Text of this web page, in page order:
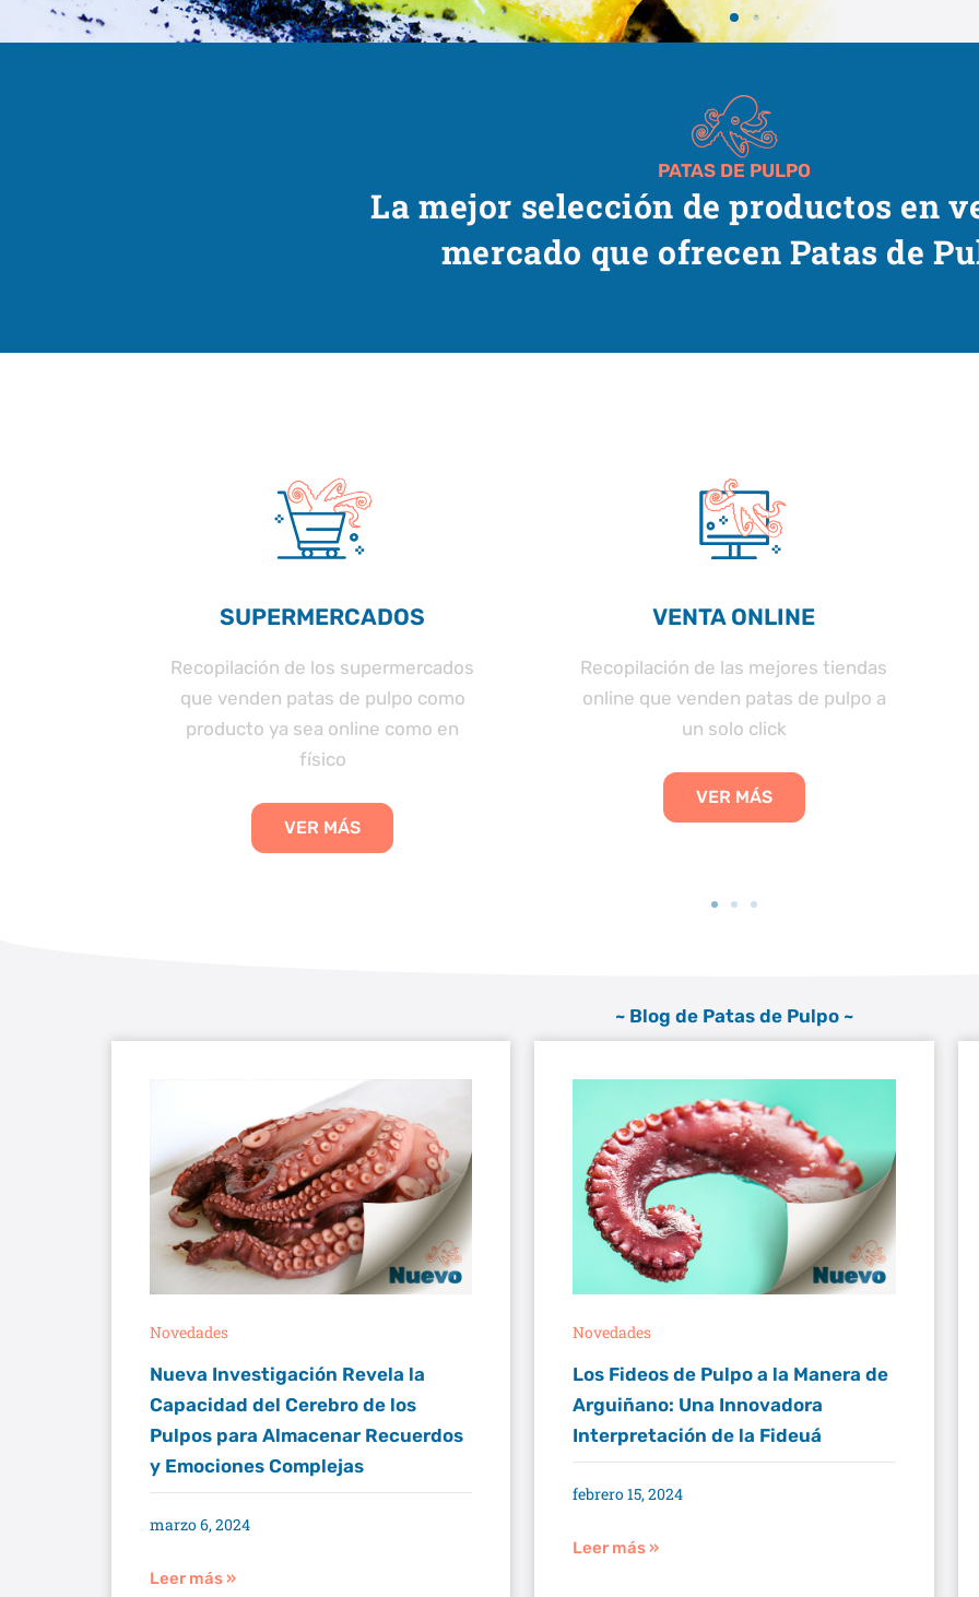
PATAS DE PULPO
La mejor selección de productos en
mercado que ofrecen Patas de
SUPERMERCADOS
Recopilación de los supermercados
que venden patas de pulpo como
producto ya sea online como en
físico
VER MÁS
VENTA ONLINE
Recopilación de las mejores tiendas
online que venden patas de pulpo a
un solo click
VER MÁS
~ Blog de Patas de Pulpo ~
Novedades
Nueva Investigación Revela la
Capacidad del Cerebro de los
Pulpos para Almacenar Recuerdos
y Emociones Complejas
marzo 6, 2024
Leer más »
Novedades
Los Fideos de Pulpo a la Manera de
Arguiñano: Una Innovadora
Interpretación de la Fideuá
febrero 15, 2024
Leer más »